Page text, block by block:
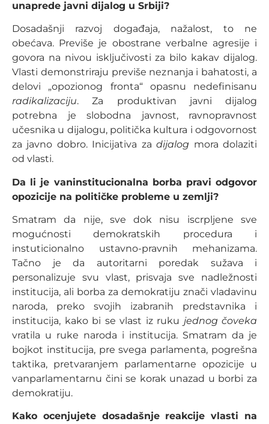
unaprede javni dijalog u Srbiji?
Dosadašnji razvoj događaja, nažalost, to ne
obećava. Previše je obostrane verbalne agresije i
govora na nivou isključivosti za bilo kakav dijalog.
Vlasti demonstriraju previše neznanja i bahatosti, a
delovi „opozionog fronta“ opasnu nedefinisanu
radikalizaciju. Za produktivan javni dijalog
potrebna je slobodna javnost, ravnopravnost
učesnika u dijalogu, politička kultura i odgovornost
za javno dobro. Inicijativa zadijalog mora dolaziti
od vlasti.
Da li je vaninstitucionalna borba pravi odgovor
opozicije na političke probleme u zemlji?
Smatram da nije, sve dok nisu iscrpljene sve
mogućnosti demokratskih procedura i
instuticionalno ustavno-pravnih mehanizama.
Tačno je da autoritarni poredak sužava i
personalizuje svu vlast, prisvaja sve nadležnosti
institucija, ali borba za demokratiju znači vladavinu
naroda, preko svojih izabranih predstavnika i
institucija, kako bi se vlast iz ruku jednog čoveka
vratila u ruke naroda i institucija. Smatram da je
bojkot institucija, pre svega parlamenta, pogrešna
taktika, pretvaranjem parlamentarne opozicije u
vanparlamentarnu čini se korak unazad u borbi za
demokratiju.
Kako ocenjujete dosadašnje reakcije vlasti na